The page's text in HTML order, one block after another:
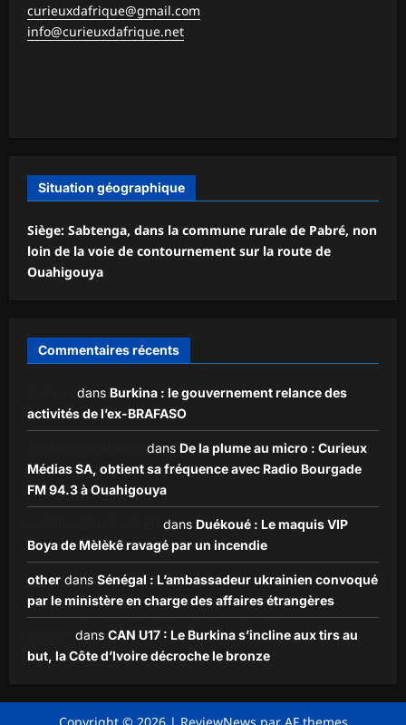
curieuxdafrique@gmail.com
info@curieuxdafrique.net
Situation géographique
Siège: Sabtenga, dans la commune rurale de Pabré, non
loin de la voie de contournement sur la route de
Ouahigouya
Commentaires récents
dans Burkina : le gouvernement relance des
activités de l’ex-BRAFASO
dans De la plume au micro : Curieux
Médias SA, obtient sa fréquence avec Radio Bourgade
FM 94.3 à Ouahigouya
dans Duékoué : Le maquis VIP
Boya de Mèlèkê ravagé par un incendie
other dans Sénégal : L’ambassadeur ukrainien convoqué
par le ministère en charge des affaires étrangères
dans CAN U17 : Le Burkina s’incline aux tirs au
but, la Côte d’Ivoire décroche le bronze
Copyright © 2026 | ReviewNews par AF themes